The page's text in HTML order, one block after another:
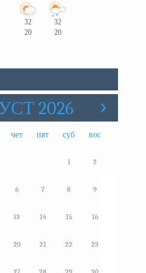
32
32
20 20
2026
чет пят суб вос
1 2
6 7 8 9
13 14 15 16
20 21 22 23